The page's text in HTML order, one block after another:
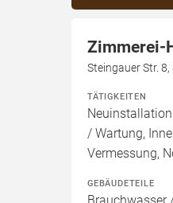
Zimmerei-
Steingauer Str.
TÄTIGKEITEN
/ Wartung,
Vermessung,
GEBÄUDETEILE